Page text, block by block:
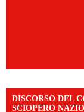
DISCORSO DEL
SCIOPERO